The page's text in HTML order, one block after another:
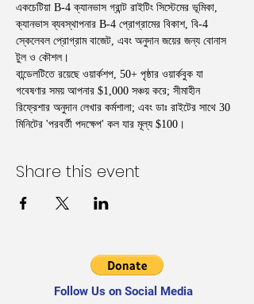
একচেটিয়া B-4 ক্যানভাস গ্রান্ট রাইটিং সিস্টেমের ভূমিকা,
ক্যানভাস ব্যবস্থাপনার B-4 প্রোগ্রামের বিকাশ, বি-4
স্কেলেবল প্রোগ্রাম বাজেট, এবং অনুদান জয়ের জন্য বোনাস
টুল ও কৌশল।
বান্ডেলটিতে রয়েছে ওয়ার্কশপ, 50+ পৃষ্ঠার ওয়ার্কবুক যা
গবেষণার সময় আপনার $1,000 সঞ্চয় করে; সীমাহীন
রিফ্রেশার অনুদান লেখার কর্মশালা; এবং ডাঃ রাইটের সাথে 30
মিনিটের 'পরবর্তী পদক্ষেপ' কল যার মূল্য $100।
Share this event
Follow Us on Social Media